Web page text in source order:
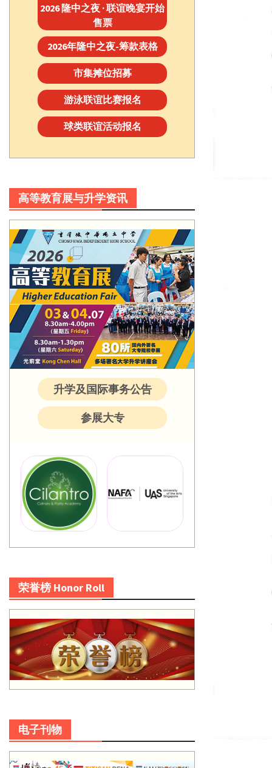
2026 隆中之夜 · 联谊晚宴开始
售票
2026年隆中之夜-筹款表格
市集摊位招募
游泳联谊比赛报名
球类联谊活动报名
高等教育展与升学资讯
升学及国际事务公告
参展大专
荣誉榜 Honor Roll
电子刊物